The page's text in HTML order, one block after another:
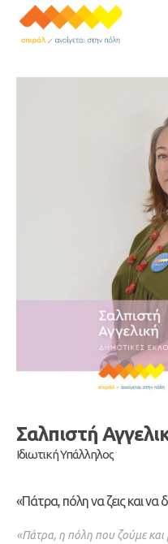
Σαλπιστή
Ιδιωτική Υπάλληλος
«Πάτρα, πόλη να ζεις και να
«Πάτρα, η πόλη που ζούμε